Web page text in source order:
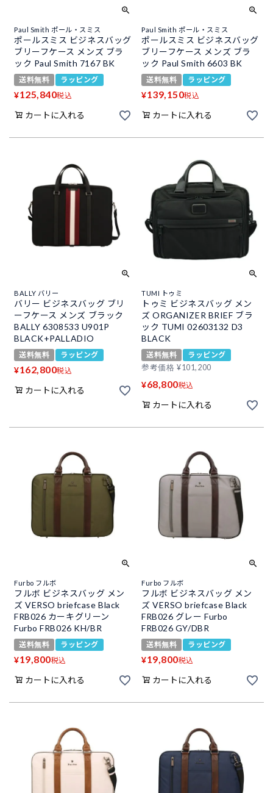
Paul Smith ポール・スミス
ポールスミス ビジネスバッグ
ブリーフケース メンズ ブラ
ック Paul Smith 7167 BK
送料無料 ラッピング
¥125,840税込
カートに入れる
Paul Smith ポール・スミス
ポールスミス ビジネスバッグ
ブリーフケース メンズ ブラ
ック Paul Smith 6603 BK
送料無料 ラッピング
¥139,150税込
カートに入れる
BALLY バリー
バリー ビジネスバッグ ブリ
ーフケース メンズ ブラック
BALLY 6308533 U901P
BLACK+PALLADIO
送料無料 ラッピング
¥162,800税込
カートに入れる
TUMI トゥミ
トゥミ ビジネスバッグ メン
ズ ORGANIZER BRIEF ブラ
ック TUMI 02603132 D3
BLACK
送料無料
ラッピング
参考価格 ¥101,200
¥68,800税込
カートに入れる
Furbo フルボ
フルボ ビジネスバッグ メン
ズ VERSO briefcase Black
FRB026 カーキグリーン
Furbo FRB026 KH/BR
送料無料 ラッピング
¥19,800税込
カートに入れる
Furbo フルボ
フルボ ビジネスバッグ メン
ズ VERSO briefcase Black
FRB026 グレー Furbo
FRB026 GY/DBR
送料無料 ラッピング
¥19,800税込
カートに入れる